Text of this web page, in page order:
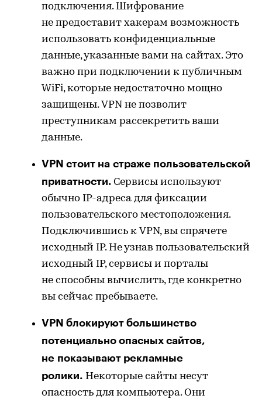
подключения. Шифрование
не предоставит хакерам возможность
использовать конфиденциальные
данные, указанные вами на сайтах. Это
важно при подключении к публичным
WiFi, которые недостаточно мощно
защищены. VPN не позволит
преступникам рассекретить ваши
данные.
VPN стоит на страже пользовательской
приватности. Сервисы используют
обычно IP-адреса для фиксации
пользовательского местоположения.
Подключившись к VPN, вы спрячете
исходный IP. Не узнав пользовательский
исходный IP, сервисы и порталы
не способны вычислить, где конкретно
вы сейчас пребываете.
VPN блокируют большинство
потенциально опасных сайтов,
не показывают рекламные
ролики. Некоторые сайты несут
опасность для компьютера. Они